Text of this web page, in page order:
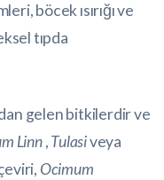
böcek ısırığı ve
tıpda
gelen bitkilerdir ve
Linn,Tulasiveya
Ocimum